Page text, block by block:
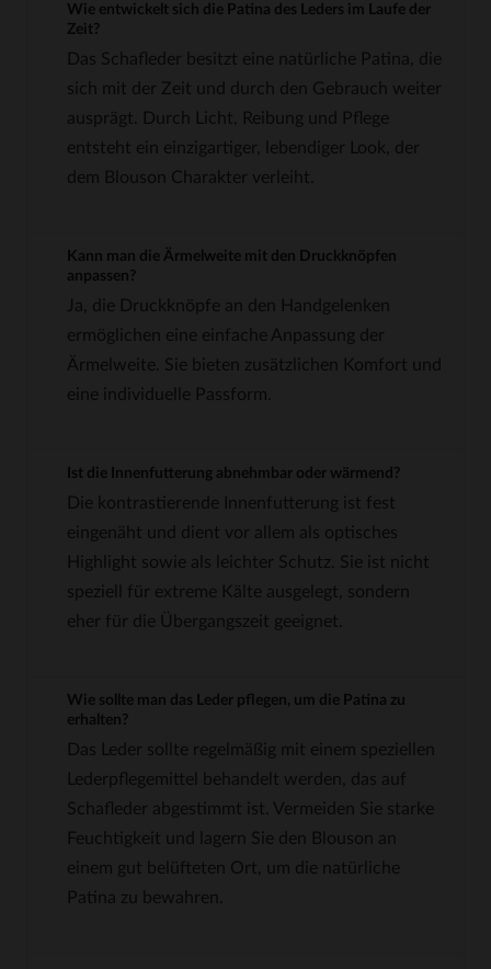
Wie entwickelt sich die Patina des Leders im Laufe der
Zeit?
Das Schafleder besitzt eine natürliche Patina, die
sich mit der Zeit und durch den Gebrauch weiter
ausprägt. Durch Licht, Reibung und Pflege
entsteht ein einzigartiger, lebendiger Look, der
dem Blouson Charakter verleiht.
Kann man die Ärmelweite mit den Druckknöpfen
anpassen?
Ja, die Druckknöpfe an den Handgelenken
ermöglichen eine einfache Anpassung der
Ärmelweite. Sie bieten zusätzlichen Komfort und
eine individuelle Passform.
Ist die Innenfutterung abnehmbar oder wärmend?
Die kontrastierende Innenfutterung ist fest
eingenäht und dient vor allem als optisches
Highlight sowie als leichter Schutz. Sie ist nicht
speziell für extreme Kälte ausgelegt, sondern
eher für die Übergangszeit geeignet.
Wie sollte man das Leder pflegen, um die Patina zu
erhalten?
Das Leder sollte regelmäßig mit einem speziellen
Lederpflegemittel behandelt werden, das auf
Schafleder abgestimmt ist. Vermeiden Sie starke
Feuchtigkeit und lagern Sie den Blouson an
einem gut belüfteten Ort, um die natürliche
Patina zu bewahren.